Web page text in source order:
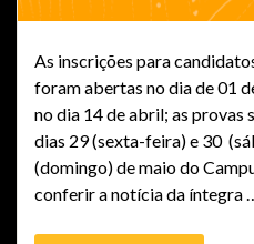
As inscrições para
foram abertas no dia de 01
no dia 14 de abril; as provas
dias 29 (sexta-feira) e 30
(domingo) de maio do
conferir a notícia da íntegra …